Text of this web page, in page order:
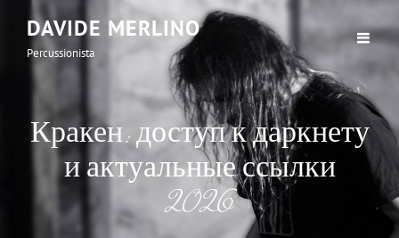
DAVIDE MERLINO
Percussionista
Кракен: доступ к даркнету
и актуальные ссылки
2026